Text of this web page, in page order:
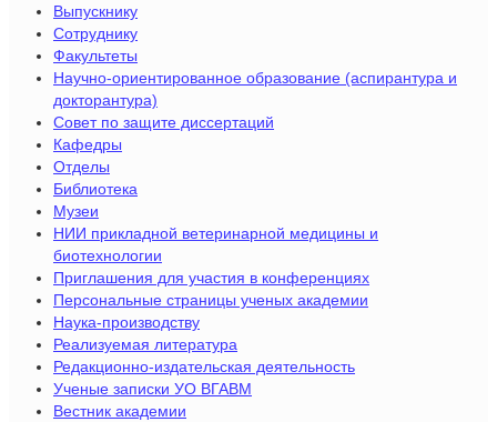
Выпускнику
Сотруднику
Факультеты
Научно-ориентированное образование (аспирантура и
докторантура)
Совет по защите диссертаций
Кафедры
Отделы
Библиотека
Музеи
НИИ прикладной ветеринарной медицины и
биотехнологии
Приглашения для участия в конференциях
Персональные страницы ученых академии
Наука-производству
Реализуемая литература
Редакционно-издательская деятельность
Ученые записки УО ВГАВМ
Вестник академии